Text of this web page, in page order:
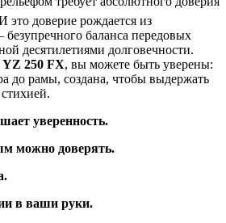
доверие рождается из
баланса передовых
десятилетиями долговечности.
YZ 250 FX, вы можете быть уверены:
до рамы, создана, чтобы выдержать
уверенность.
можно доверять.
в ваши руки.